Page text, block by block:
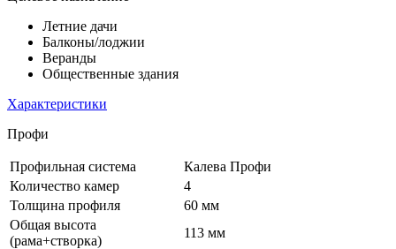
Летние дачи
Балконы/лоджии
Веранды
Общественные здания
Характеристики
Профи
Профильная система
Калева Профи
Количество камер
4
Толщина профиля
60 мм
Общая высота
(рама+створка)
113 мм